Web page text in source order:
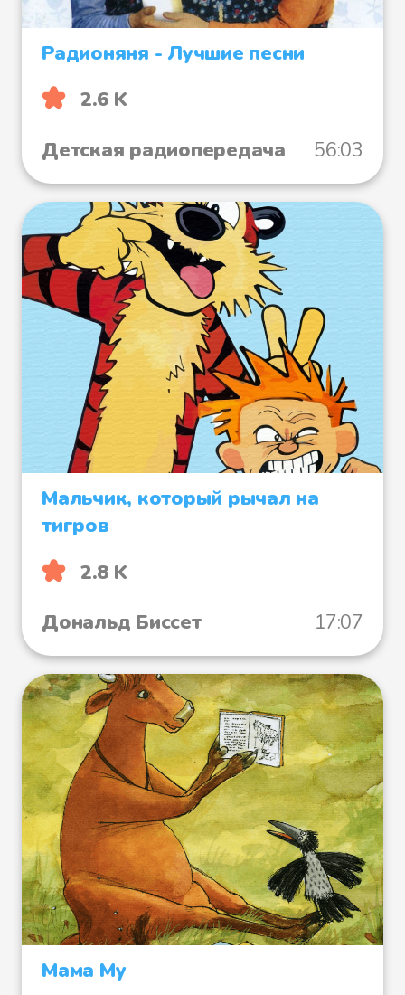
Радионяня - Лучшие песни
2.6 K
Детская радиопередача
56:03
Мальчик, который рычал на
тигров
2.8 K
Дональд Биссет
17:07
Мама Му